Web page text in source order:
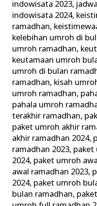
indowisata 2023,
indowisata 2024,
ramadhan,
kelebihan umroh di
umroh ramadhan,
keutamaan umroh
umroh di bulan
ramadhan, kisah
umroh ramadhan,
pahala umroh
terakhir ramadhan,
paket umroh akhir
akhir ramadhan 2024,
ramadhan 2023, paket
2024, paket umroh
awal ramadhan 2023,
2024, paket umroh
bulan ramadhan,